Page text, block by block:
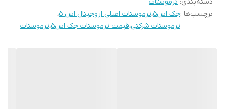
دسته‌بندی: ترموستات
برچسب‌ها :جک اس5 ،ترموستات اصلی اروجینال اس 5 ،
ترموستات شرکتی،قیمت ترموستات جک اس5 ،ترموستات